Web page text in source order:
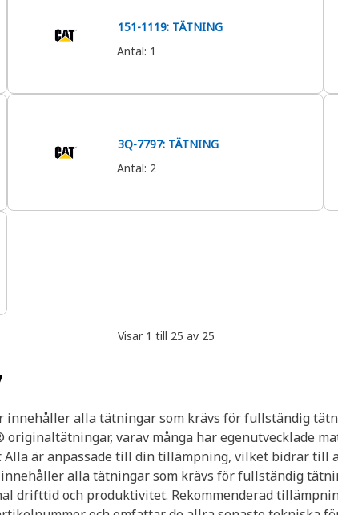
151-1119: TÄTNING
Antal: 1
3Q-7797: TÄTNING
Antal: 2
Visar 1 till 25 av 25
alla tätningar som krävs för fullständig
varav många har egenutvecklade
är anpassade till din tillämpning, vilket bidrar till
alla tätningar som krävs för fullständig
drifttid och produktivitet. Rekommenderad